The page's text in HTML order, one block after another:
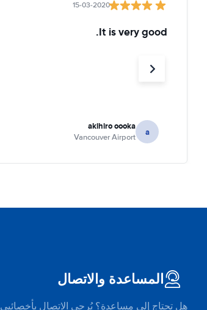
15-03-2020
It is very good.
a
akihiro oooka
Vancouver Airport
المساعدة والاتصال
هل تحتاج إلى مساعدة؟ يُرجى الاتصال بأخصائيي